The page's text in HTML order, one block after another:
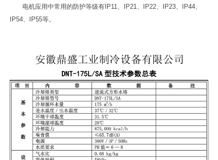
电机应用中常用的防护等级有IP11、IP21、IP22、IP23、IP44、
IP54、IP55等。